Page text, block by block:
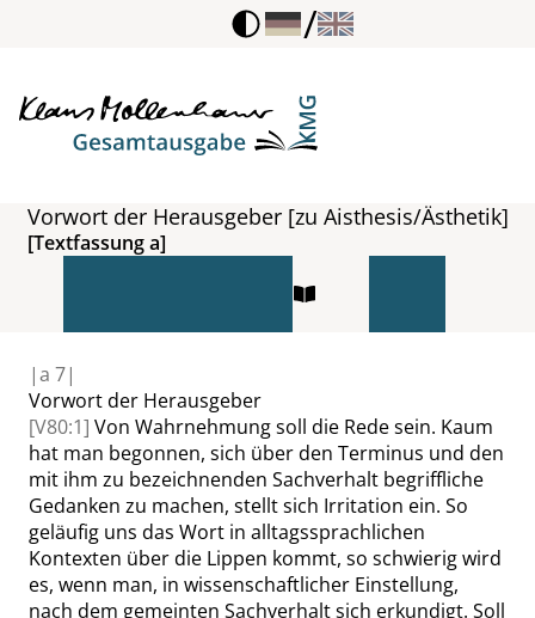
/
Vorwort der Herausgeber [zu Aisthesis/Ästhetik]
[Textfassung a]
|a 7|
Vorwort der Herausgeber
[V80:1] Von Wahrnehmung soll die Rede sein. Kaum
hat man begonnen, sich über den Terminus und den
mit ihm zu bezeichnenden Sachverhalt begriffliche
Gedanken zu machen, stellt sich Irritation ein. So
geläufig uns das Wort in alltagssprachlichen
Kontexten über die Lippen kommt, so schwierig wird
es, wenn man, in wissenschaftlicher Einstellung,
nach dem gemeinten Sachverhalt sich erkundigt. Soll